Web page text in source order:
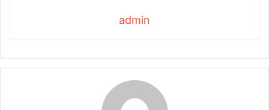
admin